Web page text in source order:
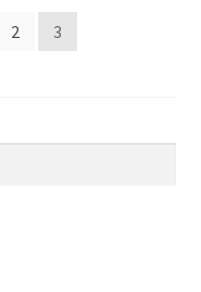
2 3